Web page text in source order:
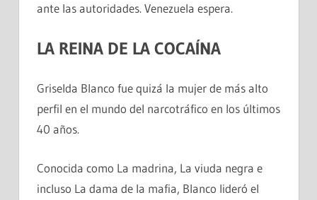
ante las autoridades. Venezuela espera.
LA REINA DE LA COCAÍNA
Griselda Blanco fue quizá la mujer de más alto
perfil en el mundo del narcotráfico en los últimos
40 años.
Conocida como La madrina, La viuda negra e
incluso La dama de la mafia, Blanco lideró el